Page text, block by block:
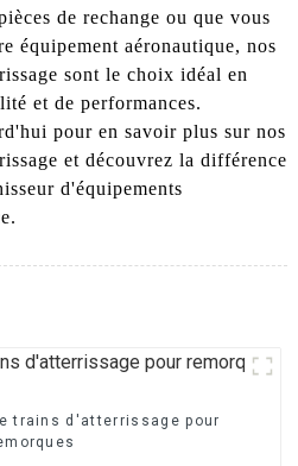
de rechange ou que vous
équipement aéronautique, nos
sont le choix idéal en
et de performances.
pour en savoir plus sur nos
et découvrez la différence
d'équipements
trains d'atterrissage pour